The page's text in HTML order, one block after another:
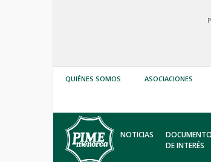
QUIÉNES SOMOS ASOCIACIONES
NOTICIAS
DE INTERÉS